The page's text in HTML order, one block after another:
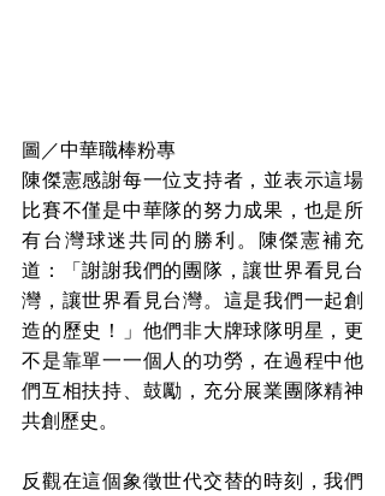
圖／中華職棒粉專
陳傑憲感謝每一位支持者，並表示這場
比賽不僅是中華隊的努力成果，也是所
有台灣球迷共同的勝利。陳傑憲補充
道：「謝謝我們的團隊，讓世界看見台
灣，讓世界看見台灣。這是我們一起創
造的歷史！」他們非大牌球隊明星，更
不是靠單一一個人的功勞，在過程中他
們互相扶持、鼓勵，充分展業團隊精神
共創歷史。
反觀在這個象徵世代交替的時刻，我們